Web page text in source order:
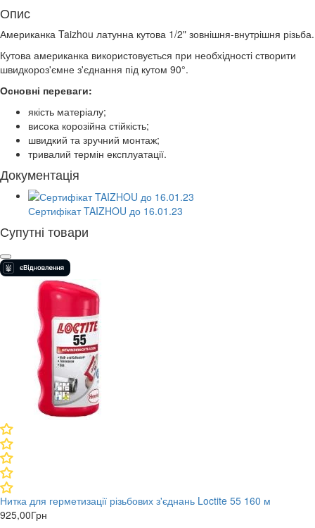
Опис
Американка Taizhou латунна кутова 1/2" зовнішня-внутрішня різьба.
Кутова американка використовується при необхідності створити
швидкороз'ємне з'єднання під кутом 90°.
Основні переваги:
якість матеріалу;
висока корозійна стійкість;
швидкий та зручний монтаж;
тривалий термін експлуатації.
Документація
Сертифікат TAIZHOU до 16.01.23
Супутні товари
Нитка для герметизації різьбових з'єднань Loctite 55 160 м
925,00Грн